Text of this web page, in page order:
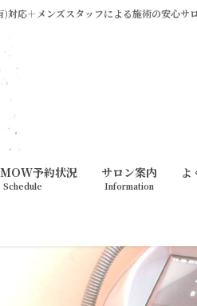
応＋メンズスタッフによる施術の安心サ
予約状況
Schedule
サロン案内
Information
よ